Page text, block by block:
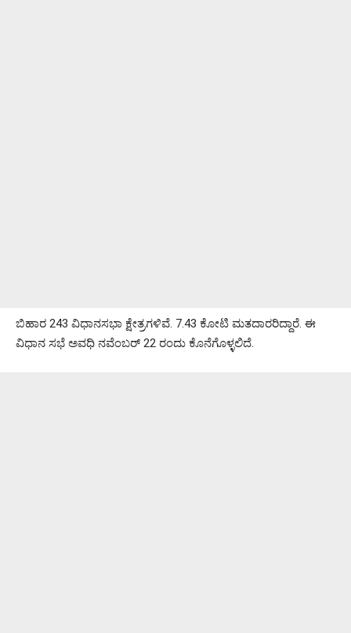
ಬಿಹಾರ 243 ವಿಧಾನಸಭಾ ಕ್ಷೇತ್ರಗಳಿವೆ. 7.43 ಕೋಟಿ ಮತದಾರರಿದ್ದಾರೆ. ಈ
ವಿಧಾನ ಸಭೆ ಅವಧಿ ನವೆಂಬರ್ 22 ರಂದು ಕೊನೆಗೊಳ್ಳಲಿದೆ.